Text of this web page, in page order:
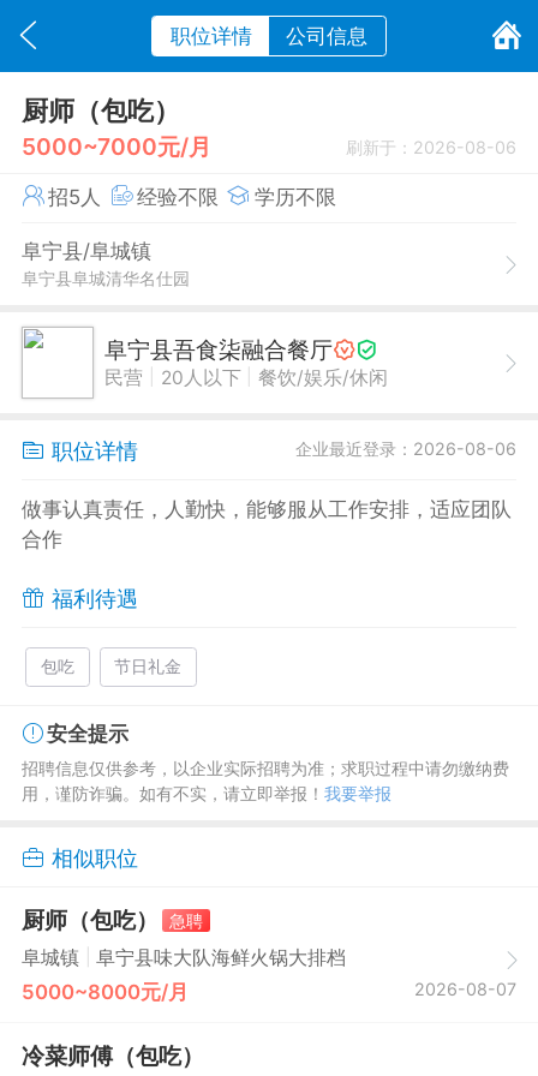
职位详情 公司信息
厨师（包吃）
5000~7000元/月 刷新于：2026-08-06
招5人 经验不限 学历不限
阜宁县/阜城镇
阜宁县阜城清华名仕园
阜宁县吾食柒融合餐厅
民营 20人以下 餐饮/娱乐/休闲
职位详情 企业最近登录：2026-08-06
做事认真责任，人勤快，能够服从工作安排，适应团队
合作
福利待遇
包吃 节日礼金
安全提示
招聘信息仅供参考，以企业实际招聘为准；求职过程中请勿缴纳费
用，谨防诈骗。如有不实，请立即举报！ 我要举报
相似职位
厨师（包吃）
急聘
阜城镇
阜宁县味大队海鲜火锅大排档
5000~8000元/月 2026-08-07
冷菜师傅（包吃）